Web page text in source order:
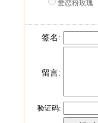
爱恋粉玫瑰
签名:
留言:
验证码: